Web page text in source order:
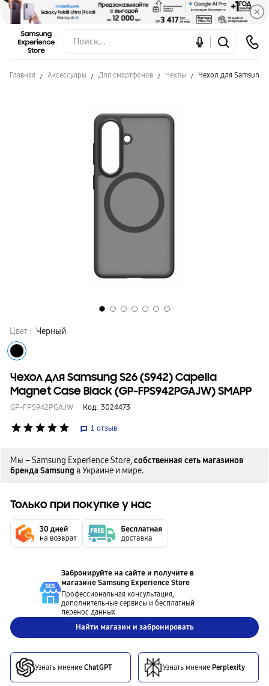
Главная Аксессуары Для смартфонов Чехлы Чехол для Samsung
Цвет : Черный
Чехол для Samsung S26 (S942) Capella
Magnet Case Black (GP-FPS942PGAJW) SMAPP
GP-FPS942PGAJW Код: 3024473
star star star star star 1 отзыв
Мы – Samsung Experience Store,собственная сеть магазинов
бренда Samsung в Украине и мире.
Только при покупке у нас
Забронируйте на сайте и получите в
магазинеSamsung Experience Store
Профессиональная консультация,
дополнительные сервисы и бесплатный
перенос данных.
Найти магазин и забронировать
Узнать мнение ChatGPT Узнать мнение Perplexity